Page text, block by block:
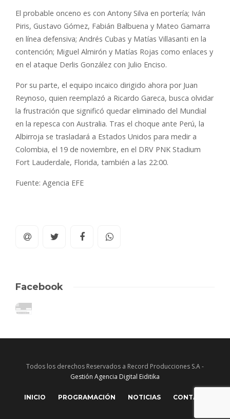
El probable onceno es con Antony Silva en portería; Iván
Piris, Gustavo Gómez, Fabián Balbuena y Mateo Gamarra
en línea defensiva; Andrés Cubas y Matías Villasanti en la
contención; Miguel Almirón y Matías Rojas como enlaces y
en el ataque Derlis González con Julio Enciso.
Por su parte, el equipo incaico dirigido ahora por Juan
Reynoso, quien reemplazó a Ricardo Gareca, busca olvidar
la frustración que significó quedar eliminado del Mundial
en la repesca con Australia. Tras el choque ante Perú, la
Albirroja se trasladará a Estados Unidos para medir a
Colombia, el 19 de noviembre, en el DRV PNK Stadium
Fort Lauderdale, Florida, también a las 22:00.
Fuente: Agencia EFE
Facebook
Todos los derechos Reservados a Record Producciones S.A -
Gestión Agencia Digital Eiditika
INICIO PROGRAMACIÓN NOTICIAS CONTACTO